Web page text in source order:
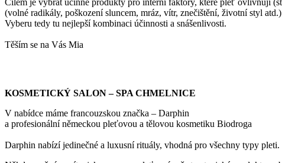
Cílem je vybrat účinné produkty pro interní faktory, které pleť ovlivňují
(volné radikály, poškození sluncem, mráz, vítr, znečištění, životní styl atd.)
Vyberu tedy tu nejlepší kombinaci účinnosti a snášenlivosti.
Těším se na Vás Mia
KOSMETICKÝ SALON – SPA CHMELNICE
V nabídce máme francouzskou značka – Darphin
a profesionální německou pleťovou a tělovou kosmetiku Biodroga
Darphin nabízí jedinečné a luxusní rituály, vhodná pro všechny typy